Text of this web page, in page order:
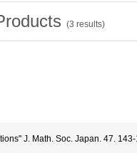
(3 results)
J. Math. Soc. Japan. 47.